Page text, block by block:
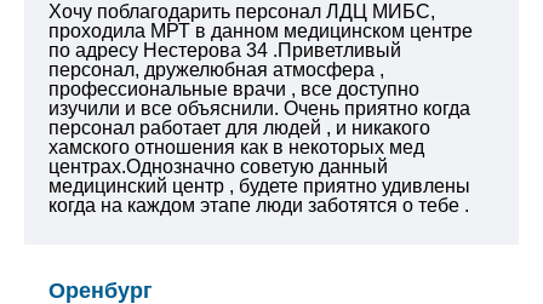
Хочу поблагодарить персонал ЛДЦ МИБС,
проходила МРТ в данном медицинском центре
по адресу Нестерова 34 .Приветливый
персонал, дружелюбная атмосфера ,
профессиональные врачи , все доступно
изучили и все объяснили. Очень приятно когда
персонал работает для людей , и никакого
хамского отношения как в некоторых мед
центрах.Однозначно советую данный
медицинский центр , будете приятно удивлены
когда на каждом этапе люди заботятся о тебе .
Оренбург